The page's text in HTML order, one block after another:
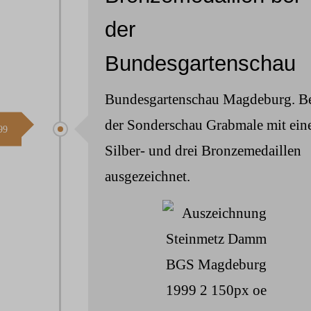
der
Bundesgartenschau
Bundesgartenschau Magdeburg.
der Sonderschau Grabmale mit
Silber- und drei Bronzemedaillen
ausgezeichnet.